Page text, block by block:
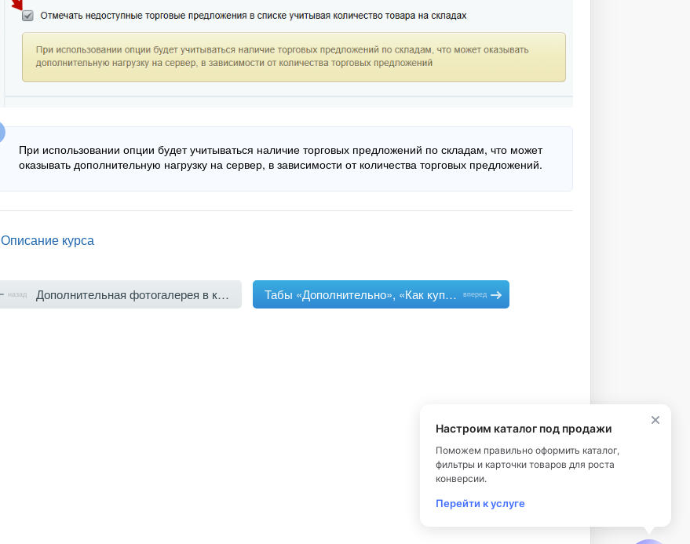
Настроим каталог под продажи
Поможем правильно оформить каталог,
фильтры и карточки товаров для роста
конверсии.
Перейти к услуге
При использовании опции будет учитываться наличие торговых предложений по складам, что может
оказывать дополнительную нагрузку на сервер, в зависимости от количества торговых предложений.
Описание курса
назад Дополнительная фотогалерея в карточке товара Табы «Дополнительно», «Как купить», «Доставка» и «Оплата» в карточке товара вперед